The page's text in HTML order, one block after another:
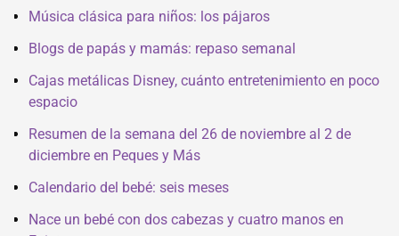
Música clásica para niños: los pájaros
Blogs de papás y mamás: repaso semanal
Cajas metálicas Disney, cuánto entretenimiento en poco
espacio
Resumen de la semana del 26 de noviembre al 2 de
diciembre en Peques y Más
Calendario del bebé: seis meses
Nace un bebé con dos cabezas y cuatro manos en